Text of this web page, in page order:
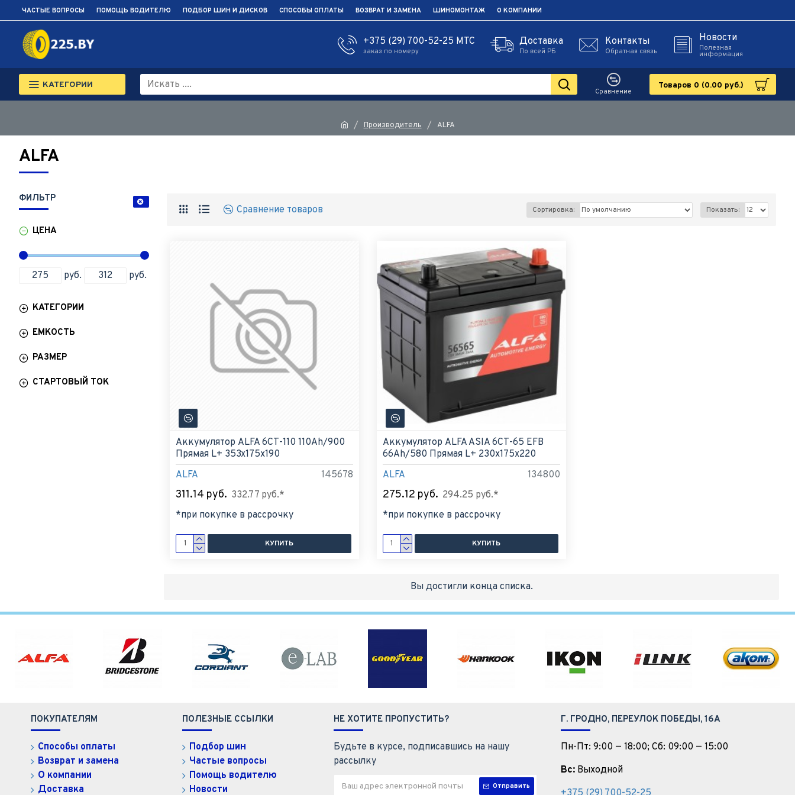
ЧАСТЫЕ ВОПРОСЫ ПОМОЩЬ ВОДИТЕЛЮ ПОДБОР ШИН И ДИСКОВ СПОСОБЫ ОПЛАТЫ ВОЗВРАТ И ЗАМЕНА ШИНОМОНТАЖ О КОМПАНИИ
+375 (29) 700-52-25 МТС
заказ по номеру
Доставка
По всей РБ
Контакты
Обратная связь
Новости
Полезная
информация
КАТЕГОРИИ
Сравнение
Товаров 0 (0.00 руб.)
Производитель ALFA
ALFA
ФИЛЬТР
ЦЕНА
руб. руб.
КАТЕГОРИИ
ЕМКОСТЬ
РАЗМЕР
СТАРТОВЫЙ ТОК
Сравнение товаров Сортировка: Показать:
ALFA 145678
Аккумулятор ALFA 6СТ-110 110Ah/900
Прямая L+ 353x175x190
311.14 руб. 332.77 руб.*
*при покупке в рассрочку
КУПИТЬ
ALFA 134800
Аккумулятор ALFA ASIA 6СТ-65 EFB
66Ah/580 Прямая L+ 230x175x220
275.12 руб. 294.25 руб.*
*при покупке в рассрочку
КУПИТЬ
Вы достигли конца списка.
ПОКУПАТЕЛЯМ
Способы оплаты
Возврат и замена
О компании
Доставка
ПОЛЕЗНЫЕ ССЫЛКИ
Подбор шин
Частые вопросы
Помощь водителю
Новости
НЕ ХОТИТЕ ПРОПУСТИТЬ?
Будьте в курсе, подписавшись на нашу
рассылку
Отправить
Г. ГРОДНО, ПЕРЕУЛОК ПОБЕДЫ, 16А
Пн-Пт: 9:00 — 18:00; Сб: 09:00 — 15:00
Вс: Выходной